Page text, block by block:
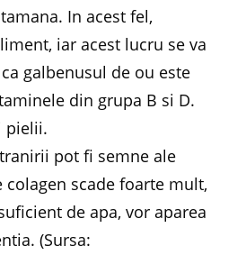
In acest fel,
iar acest lucru se va
galbenusul de ou este
din grupa B si D.
pielii.
pot fi semne ale
scade foarte mult,
de apa, vor aparea
(Sursa: